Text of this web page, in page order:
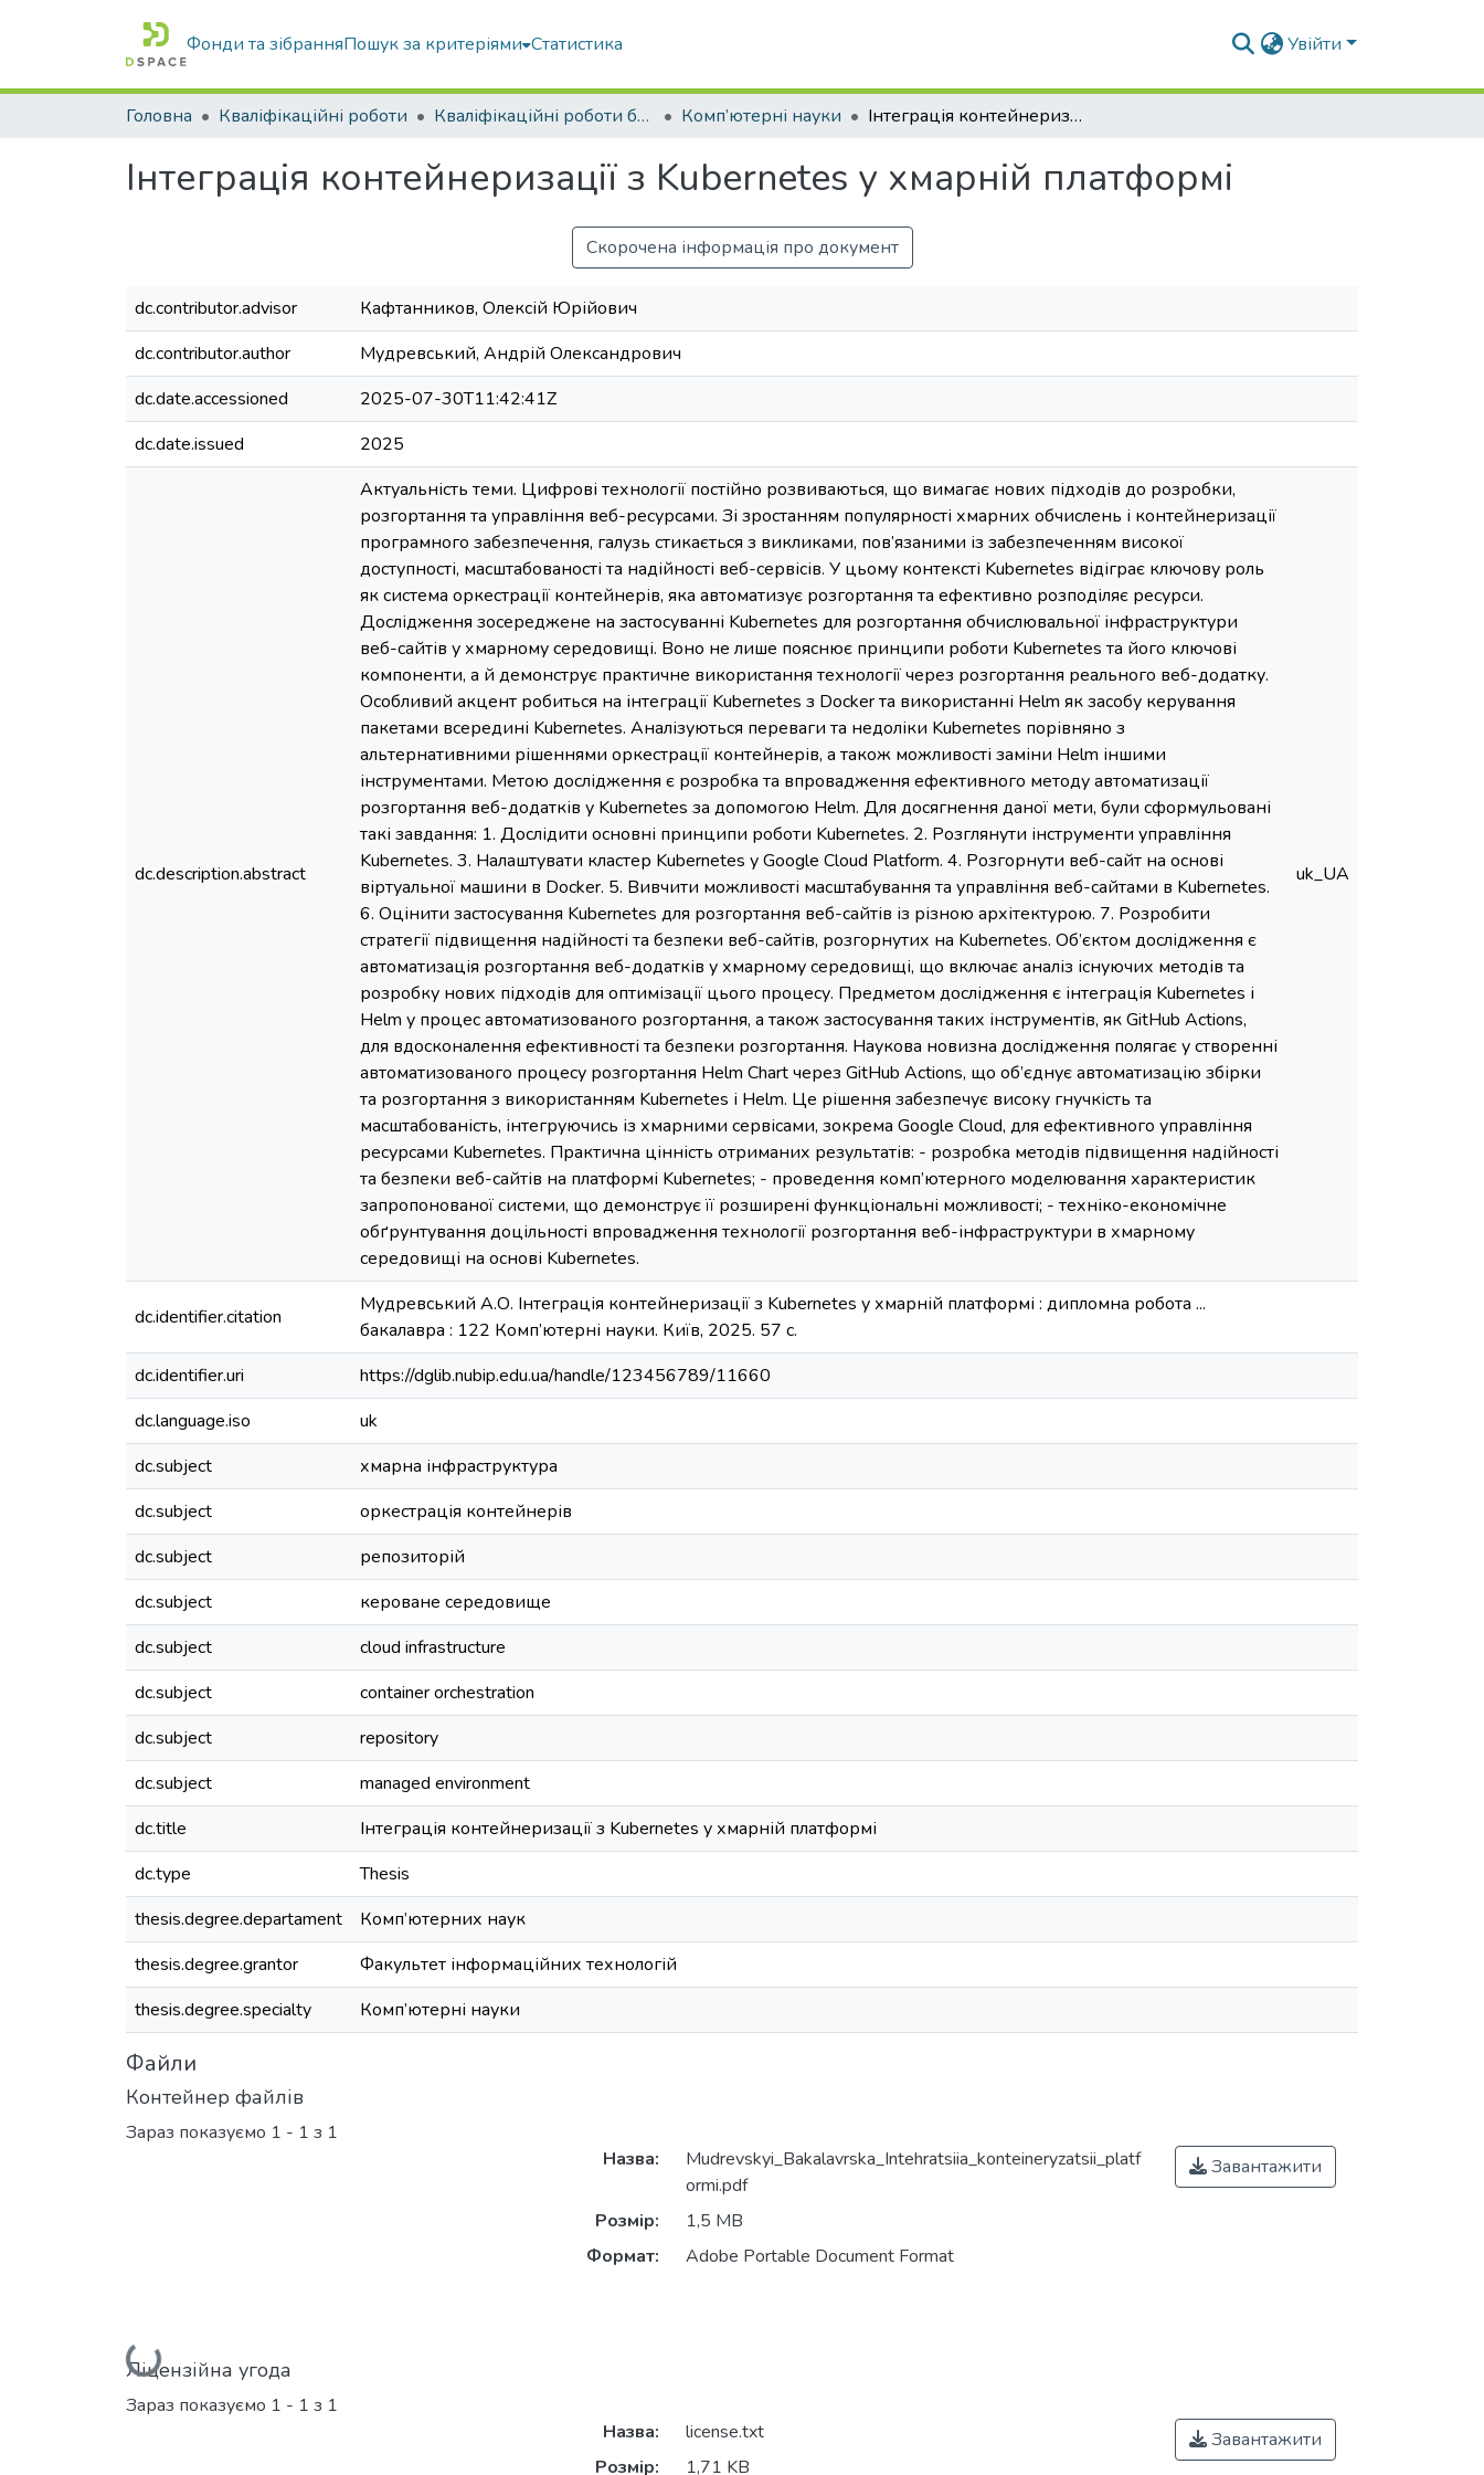
Фонди та зібранняПошук за критеріями Статистика Увійти
Головна Кваліфікаційні роботи Кваліфікаційні роботи бакалаврів Комп’ютерні науки Інтеграція контейнеризації з Kubernetes у хмарній платформі
Інтеграція контейнеризації з Kubernetes у хмарній платформі
Скорочена інформація про документ
dc.contributor.advisor
Кафтанников, Олексій Юрійович
dc.contributor.author
Мудревський, Андрій Олександрович
dc.date.accessioned
2025-07-30T11:42:41Z
dc.date.issued
2025
dc.description.abstract
Актуальність теми. Цифрові технології постійно розвиваються, що вимагає нових підходів до розробки,
розгортання та управління веб-ресурсами. Зі зростанням популярності хмарних обчислень і контейнеризації
програмного забезпечення, галузь стикається з викликами, пов’язаними із забезпеченням високої
доступності, масштабованості та надійності веб-сервісів. У цьому контексті Kubernetes відіграє ключову роль
як система оркестрації контейнерів, яка автоматизує розгортання та ефективно розподіляє ресурси.
Дослідження зосереджене на застосуванні Kubernetes для розгортання обчислювальної інфраструктури
веб-сайтів у хмарному середовищі. Воно не лише пояснює принципи роботи Kubernetes та його ключові
компоненти, а й демонструє практичне використання технології через розгортання реального веб-додатку.
Особливий акцент робиться на інтеграції Kubernetes з Docker та використанні Helm як засобу керування
пакетами всередині Kubernetes. Аналізуються переваги та недоліки Kubernetes порівняно з
альтернативними рішеннями оркестрації контейнерів, а також можливості заміни Helm іншими
інструментами. Метою дослідження є розробка та впровадження ефективного методу автоматизації
розгортання веб-додатків у Kubernetes за допомогою Helm. Для досягнення даної мети, були сформульовані
такі завдання: 1. Дослідити основні принципи роботи Kubernetes. 2. Розглянути інструменти управління
Kubernetes. 3. Налаштувати кластер Kubernetes у Google Cloud Platform. 4. Розгорнути веб-сайт на основі
віртуальної машини в Docker. 5. Вивчити можливості масштабування та управління веб-сайтами в Kubernetes.
6. Оцінити застосування Kubernetes для розгортання веб-сайтів із різною архітектурою. 7. Розробити
стратегії підвищення надійності та безпеки веб-сайтів, розгорнутих на Kubernetes. Об’єктом дослідження є
автоматизація розгортання веб-додатків у хмарному середовищі, що включає аналіз існуючих методів та
розробку нових підходів для оптимізації цього процесу. Предметом дослідження є інтеграція Kubernetes і
Helm у процес автоматизованого розгортання, а також застосування таких інструментів, як GitHub Actions,
для вдосконалення ефективності та безпеки розгортання. Наукова новизна дослідження полягає у створенні
автоматизованого процесу розгортання Helm Chart через GitHub Actions, що об’єднує автоматизацію збірки
та розгортання з використанням Kubernetes і Helm. Це рішення забезпечує високу гнучкість та
масштабованість, інтегруючись із хмарними сервісами, зокрема Google Cloud, для ефективного управління
ресурсами Kubernetes. Практична цінність отриманих результатів: - розробка методів підвищення надійності
та безпеки веб-сайтів на платформі Kubernetes; - проведення комп’ютерного моделювання характеристик
запропонованої системи, що демонструє її розширені функціональні можливості; - техніко-економічне
обґрунтування доцільності впровадження технології розгортання веб-інфраструктури в хмарному
середовищі на основі Kubernetes.
uk_UA
dc.identifier.citation
Мудревський А.О. Інтеграція контейнеризації з Kubernetes у хмарній платформі : дипломна робота ...
бакалавра : 122 Комп’ютерні науки. Київ, 2025. 57 с.
dc.identifier.uri
https://dglib.nubip.edu.ua/handle/123456789/11660
dc.language.iso
uk
dc.subject
хмарна інфраструктура
dc.subject
оркестрація контейнерів
dc.subject
репозиторій
dc.subject
кероване середовище
dc.subject
cloud infrastructure
dc.subject
container orchestration
dc.subject
repository
dc.subject
managed environment
dc.title
Інтеграція контейнеризації з Kubernetes у хмарній платформі
dc.type
Thesis
thesis.degree.departament
Комп’ютерних наук
thesis.degree.grantor
Факультет інформаційних технологій
thesis.degree.specialty
Комп’ютерні науки
Файли
Контейнер файлів
Зараз показуємо 1 - 1 з 1
Вантажиться...
Назва:
Mudrevskyi_Bakalavrska_Intehratsiia_konteineryzatsii_platf
ormi.pdf
Розмір:
1,5 MB
Формат:
Adobe Portable Document Format
Завантажити
Ліцензійна угода
Зараз показуємо 1 - 1 з 1
Назва:
license.txt
Розмір:
1,71 KB
Завантажити